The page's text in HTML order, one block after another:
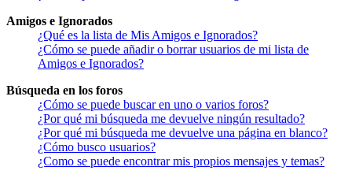
Amigos e Ignorados
¿Qué es la lista de Mis Amigos e Ignorados?
¿Cómo se puede añadir o borrar usuarios de mi lista de
Amigos e Ignorados?
Búsqueda en los foros
¿Cómo se puede buscar en uno o varios foros?
¿Por qué mi búsqueda me devuelve ningún resultado?
¿Por qué mi búsqueda me devuelve una página en blanco?
¿Cómo busco usuarios?
¿Como se puede encontrar mis propios mensajes y temas?